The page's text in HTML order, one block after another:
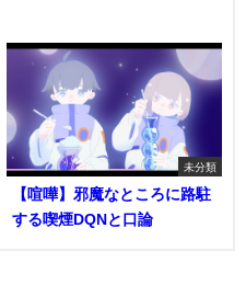
未分類
【喧嘩】邪魔なところに路駐
する喫煙DQNと口論